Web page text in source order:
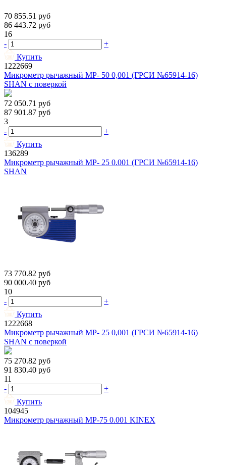
70 855.51 руб
86 443.72 руб
16
-
+
Купить
1222669
Микрометр рычажный МР- 50 0,001 (ГРСИ №65914-16)
SHAN с поверкой
72 050.71 руб
87 901.87 руб
3
-
+
Купить
136289
Микрометр рычажный МР- 25 0.001 (ГРСИ №65914-16)
SHAN
73 770.82 руб
90 000.40 руб
10
-
+
Купить
1222668
Микрометр рычажный МР- 25 0,001 (ГРСИ №65914-16)
SHAN с поверкой
75 270.82 руб
91 830.40 руб
11
-
+
Купить
104945
Микрометр рычажный МР-75 0.001 KINEX